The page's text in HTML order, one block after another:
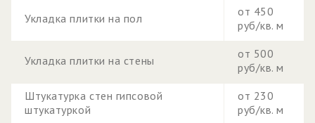
Укладка плитки на пол
от 450
руб/кв. м
Укладка плитки на стены
от 500
руб/кв. м
Штукатурка стен гипсовой
штукатуркой
от 230
руб/кв. м